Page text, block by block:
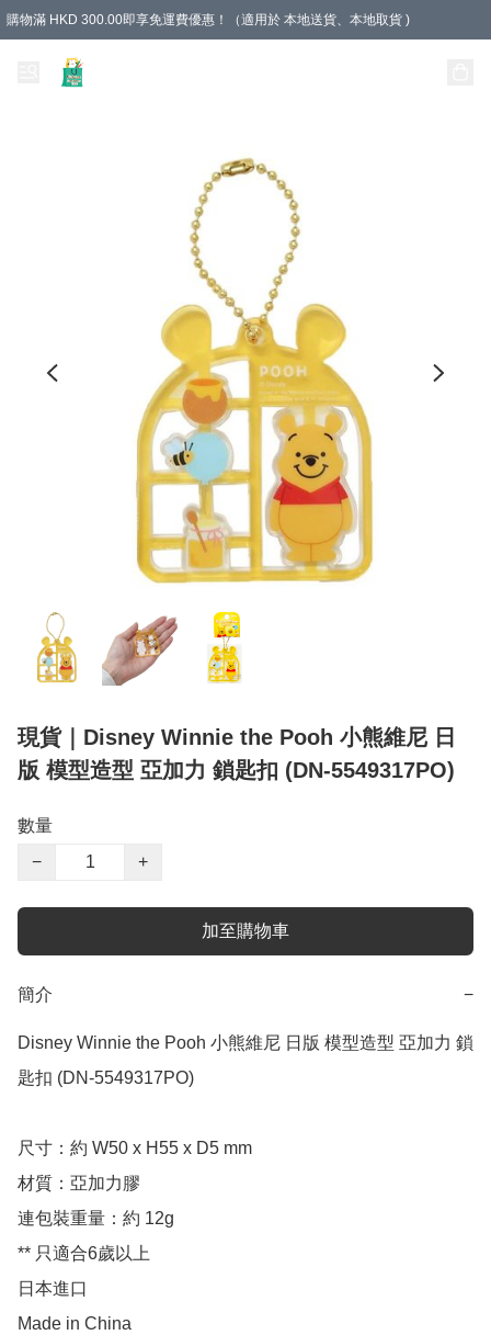
購物滿 HKD 300.00即享免運費優惠！（適用於 本地送貨、本地取貨 )
現貨｜Disney Winnie the Pooh 小熊維尼 日
版 模型造型 亞加力 鎖匙扣 (DN-5549317PO)
數量
−
+
加至購物車
簡介 −
Disney Winnie the Pooh 小熊維尼 日版 模型造型 亞加力 鎖
匙扣 (DN-5549317PO)
尺寸：約 W50 x H55 x D5 mm
材質：亞加力膠
連包裝重量：約 12g
** 只適合6歲以上
日本進口
Made in China